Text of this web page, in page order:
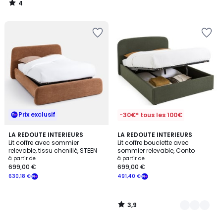
4
/
Prix exclusif
LA REDOUTE INTERIEURS
Lit coffre avec sommier
relevable, tissu chenillé, STEEN
à partir de
630,18 €
699,00 €
-30€* tous les 100€
LA REDOUTE INTERIEURS
Lit coffre bouclette avec
sommier relevable, Conto
à partir de
491,40 €
699,00 €
3,9
/ 5
2
Couleurs
3,9
/